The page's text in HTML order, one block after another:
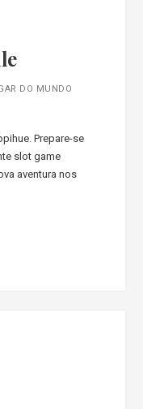
DO MUNDO
Prepare-se
slot game
aventura nos